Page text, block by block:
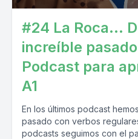
#24 La Roca...
increíble
Podcast para
A1
En los últimos podcast
pasado con verbos
podcasts seguimos con el